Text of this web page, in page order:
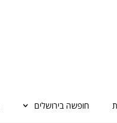
חופשה בירושלים